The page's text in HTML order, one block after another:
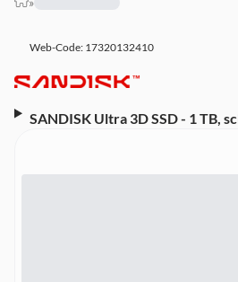
Web-Code: 17320132410
SANDISK Ultra 3D SSD - 1 TB,